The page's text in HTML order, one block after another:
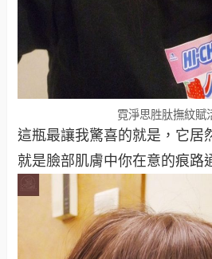
霓淨思胜肽撫紋賦
這瓶最讓我驚喜的就是，它居
就是臉部肌膚中你在意的痕路